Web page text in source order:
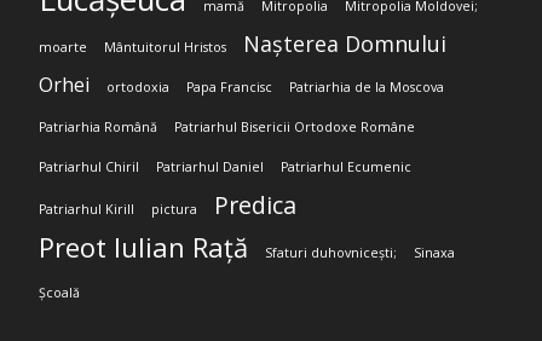
mamă Mitropolia Mitropolia Moldovei;
moarte Mântuitorul Hristos Nașterea Domnului
Orhei ortodoxia Papa Francisc Patriarhia de la Moscova
Patriarhia Română Patriarhul Bisericii Ortodoxe Române
Patriarhul Chiril Patriarhul Daniel Patriarhul Ecumenic
Patriarhul Kirill pictura Predica
Preot Iulian Rață Sfaturi duhovnicești; Sinaxa
Școală